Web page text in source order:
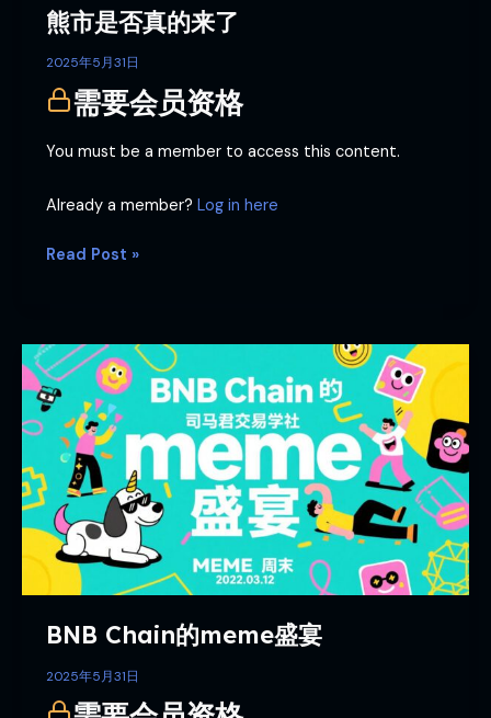
熊市是否真的来了
2025年5月31日
需要会员资格
You must be a member to access this content.
Already a member? Log in here
Read Post »
BNB Chain的meme盛宴
2025年5月31日
BNB
Chain
的
meme
盛
宴